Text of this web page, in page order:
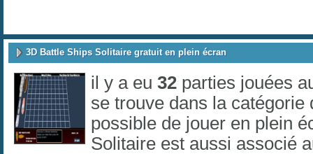
3D Battle Ships Solitaire gratuit en plein écran
il y a eu 32 parties jouées
se trouve dans la catégorie
possible de jouer en plein
Solitaire est aussi associé